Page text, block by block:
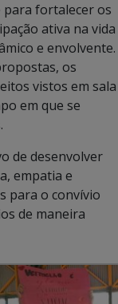
para fortalecer os
ativa na vida
e envolvente.
os
vistos em sala
em que se
de desenvolver
empatia e
para o convívio
de maneira